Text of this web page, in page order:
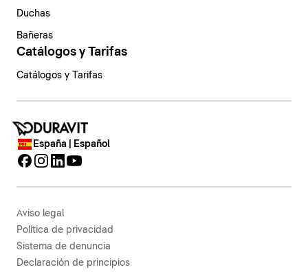
Duchas
Bañeras
Catálogos y Tarifas
Catálogos y Tarifas
España | Español
Aviso legal
Política de privacidad
Sistema de denuncia
Declaración de principios